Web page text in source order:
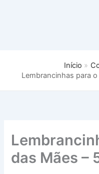
Início
Lembrancinhas para
das Mães –